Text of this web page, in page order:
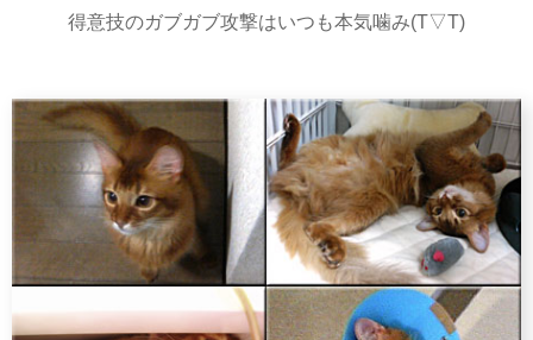
得意技のガブガブ攻撃はいつも本気噛み(T▽T)